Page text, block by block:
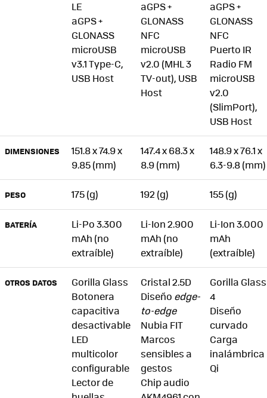
LE
aGPS +
GLONASS
microUSB
v3.1 Type-C,
USB Host
aGPS +
GLONASS
NFC
microUSB
v2.0 (MHL 3
TV-out), USB
Host
aGPS +
GLONASS
NFC
Puerto IR
Radio FM
microUSB
v2.0
(SlimPort),
USB Host
DIMENSIONES
151.8 x 74.9 x
9.85 (mm)
147.4 x 68.3 x
8.9 (mm)
148.9 x 76.1 x
6.3-9.8 (mm)
PESO 175 (g) 192 (g) 155 (g)
BATERÍA
Li-Po 3.300
mAh (no
extraíble)
Li-Ion 2.900
mAh (no
extraíble)
Li-Ion 3.000
mAh
(extraíble)
OTROS DATOS
Gorilla Glass
Botonera
capacitiva
desactivable
LED
multicolor
configurable
Lector de
Cristal 2.5D
Diseño edge-
to-edge
Nubia FIT
Marcos
sensibles a
gestos
Chip audio
Gorilla Glass
4
Diseño
curvado
Carga
inalámbrica
Qi